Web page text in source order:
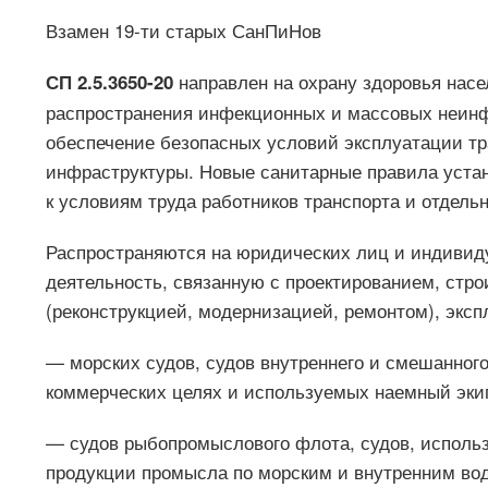
Взамен 19-ти старых СанПиНов
СП 2.5.3650-20 направлен на охрану здоровья
распространения инфекционных и массовых
обеспечение безопасных условий эксплуатации
инфраструктуры. Новые санитарные правила
к условиям труда работников транспорта и
Распространяются на юридических лиц и
деятельность, связанную с проектированием,
(реконструкцией, модернизацией, ремонтом),
— морских судов, судов внутреннего и
коммерческих целях и используемых наемный
— судов рыбопромыслового флота, судов,
продукции промысла по морским и внутренним